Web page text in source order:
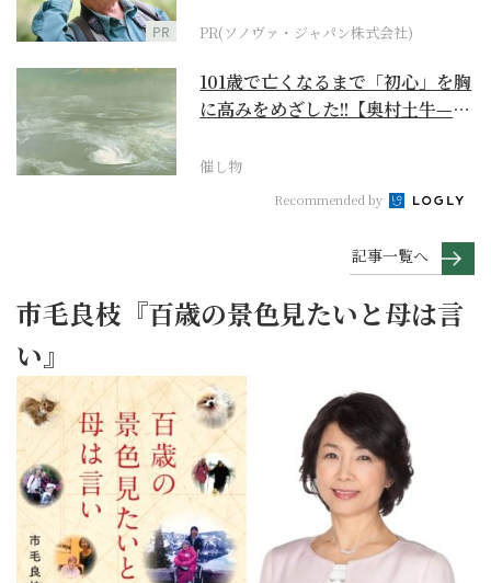
PR PR(ソノヴァ・ジャパン株式会社)
101歳で亡くなるまで「初心」を胸
に高みをめざした!!【奥村土牛—名
催し物
Recommended by
記事一覧へ
市毛良枝『百歳の景色見たいと母は言
い』